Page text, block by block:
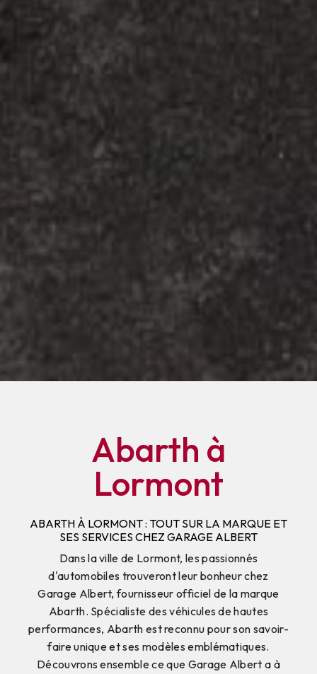
Abarth à
Lormont
ABARTH À LORMONT : TOUT SUR LA MARQUE ET
SES SERVICES CHEZ GARAGE ALBERT
Dans la ville de Lormont, les passionnés
d'automobiles trouveront leur bonheur chez
Garage Albert, fournisseur officiel de la marque
Abarth. Spécialiste des véhicules de hautes
performances, Abarth est reconnu pour son savoir-
faire unique et ses modèles emblématiques.
Découvrons ensemble ce que Garage Albert a à